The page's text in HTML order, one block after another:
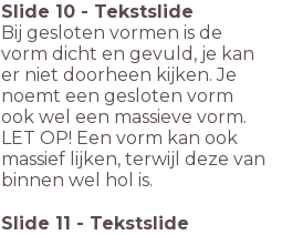
Slide 10 - Tekstslide
Bij gesloten vormen is de
vorm dicht en gevuld, je kan
er niet doorheen kijken. Je
noemt een gesloten vorm
ook wel een massieve vorm.
LET OP! Een vorm kan ook
massief lijken, terwijl deze van
binnen wel hol is.
Slide 11 - Tekstslide